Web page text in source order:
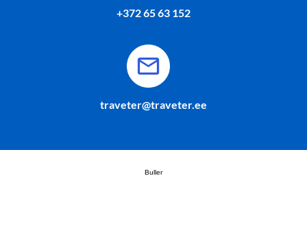
+372 65 63 152
traveter@traveter.ee
Buller